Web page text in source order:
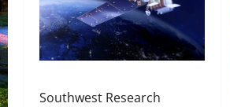
Southwest Research